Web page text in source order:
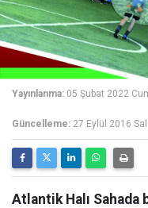
Yayınlanma: 05 Şubat 2022
Güncelleme: 27 Eylül 2016
Atlantik Halı